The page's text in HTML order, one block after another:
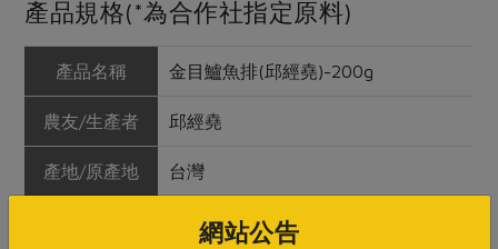
產品規格(*為合作社指定原料)
產品名稱 金目鱸魚排(邱經堯)-200g
農友/生產者 邱經堯
產地/原產地 台灣
200公克
網站公告